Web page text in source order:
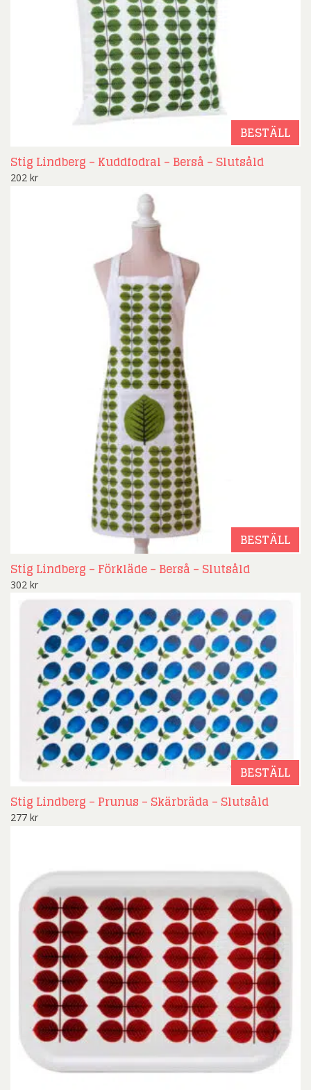
BESTÄLL
Stig Lindberg – Kuddfodral – Berså – Slutsåld
202 kr
BESTÄLL
Stig Lindberg – Förkläde – Berså – Slutsåld
302 kr
BESTÄLL
Stig Lindberg – Prunus – Skärbräda – Slutsåld
277 kr